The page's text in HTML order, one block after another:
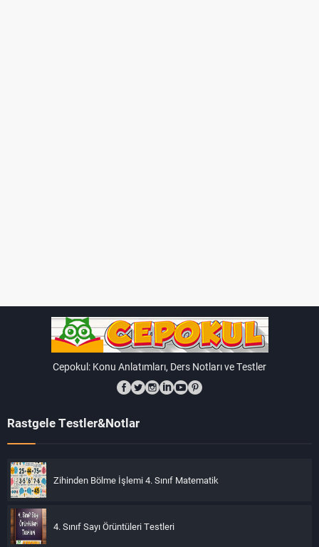
Cepokul: Konu Anlatımları, Ders Notları ve Testler
Rastgele Testler&Notlar
Zihinden Bölme İşlemi 4. Sınıf Matematik
4. Sınıf Sayı Örüntüleri Testleri